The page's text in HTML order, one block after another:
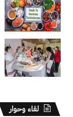
لقاء وحوار